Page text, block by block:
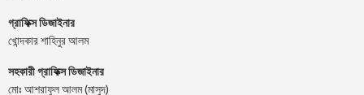
গ্রাফিক্স ডিজাইনার
খোন্দকার শাহিনুর আলম
সহকারী গ্রাফিক্স ডিজাইনার
মোঃ আশরাফুল আলম (মাসুদ)